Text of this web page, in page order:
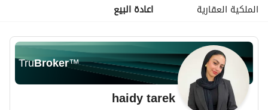
الملكية العقارية
اعادة البيع
TruBroker™
haidy tarek